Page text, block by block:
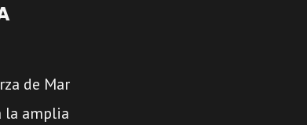
de Mar
la amplia